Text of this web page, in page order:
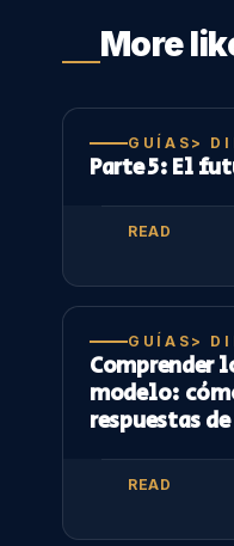
More
GUÍAS>
Parte 5: El
READ
GUÍAS>
Comprender
modelo:
respuestas
READ